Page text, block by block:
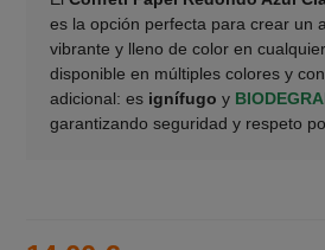
es la opción perfecta para crear un
vibrante y lleno de color en
disponible en múltiples colores y
adicional: es ignífugo y
garantizando seguridad y respeto